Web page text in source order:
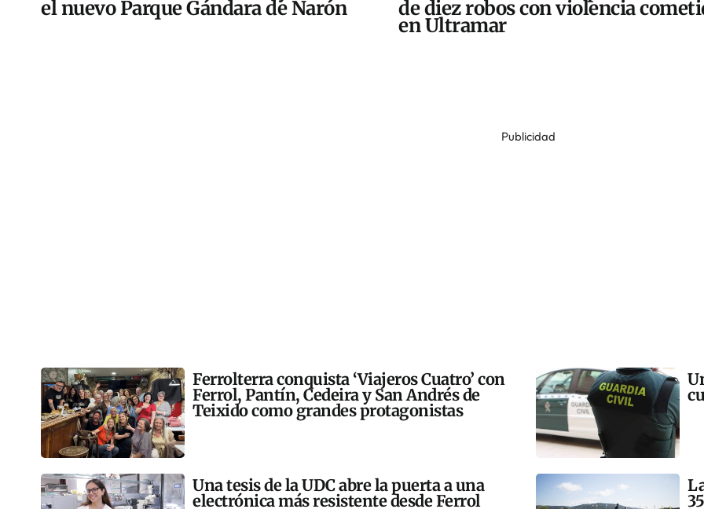
el nuevo Parque Gándara de Narón de diez robos con violencia
en Ultramar
Publicidad
Ferrolterra conquista ‘Viajeros Cuatro’ con
Ferrol, Pantín, Cedeira y San Andrés de
Teixido como grandes protagonistas
Una tesis de la UDC abre la puerta a una
electrónica más resistente desde Ferrol